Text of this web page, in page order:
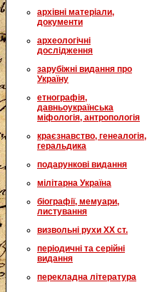
архівні матеріали,
документи
археологічні
дослідження
зарубіжні видання про
Україну
етнографія,
давньоукраїнська
міфологія, антропологія
краєзнавство, генеалогія,
геральдика
подарункові видання
мілітарна Україна
біографії, мемуари,
листування
визвольні рухи XX ст.
періодичні та серійні
видання
перекладна література